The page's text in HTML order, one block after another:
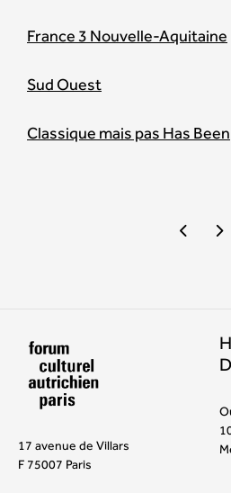
France 3 Nouvelle-Aquitaine
Sud Ouest
Classique mais pas Has Been
17 avenue de Villars
F 75007 Paris